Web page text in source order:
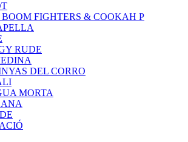
FIGHTERS & COOKAH P
RUDE
DEL CORRO
MORTA